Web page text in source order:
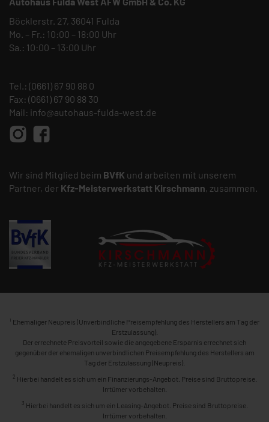
Böcklerstr. 27, 36041 Fulda
Mo. – Fr.: 10:00 – 18:00 Uhr
Sa.: 10:00 – 13:00 Uhr
Tel.: (0661) 67 90 88 0
Fax: (0661) 67 90 88 30
Mail: info@autohaus-fulda-west.de
Wir sind Mitglied beim BVfK und arbeiten mit unserem
Partner, der Kfz-Meisterwerkstatt Kirschmann, zusammen.
1 Ehemaliger Neupreis (Unverbindliche Preisempfehlung des Herstellers am Tag der
Erstzulassung).
Der errechnete Preisvorteil sowie die angegebene Ersparnis errechnet sich
gegenüber der ehemaligen unverbindlichen Preisempfehlung des Herstellers am
Tag der Erstzulassung (Neupreis).
2 Hierbei handelt es sich um ein Finanzierungs-Angebot. Preise sind Bruttopreise.
Irrtümer vorbehalten.
3 Hierbei handelt es sich um ein Leasing-Angebot. Preise sind Bruttopreise.
Irrtümer vorbehalten.